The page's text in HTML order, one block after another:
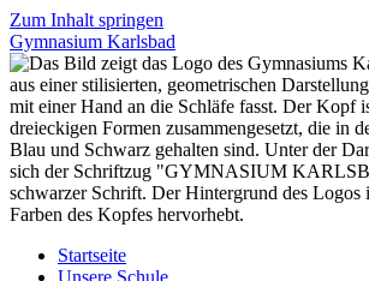
Zum Inhalt springen
Gymnasium Karlsbad
Startseite
Unsere Schule